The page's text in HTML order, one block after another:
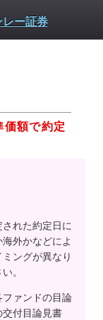
価額で約定
れた約定日に
外かなどによ
ングが異なり
。
ァンドの目論
交付目論見書